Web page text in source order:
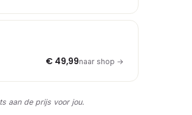
€ 49,99naar shop →
aan de prijs voor jou.